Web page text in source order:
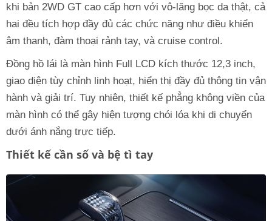
khi bản 2WD GT cao cấp hơn với vô-lăng bọc da thật, cả
hai đều tích hợp đầy đủ các chức năng như điều khiển
âm thanh, đàm thoại rảnh tay, và cruise control.
Đồng hồ lái là màn hình Full LCD kích thước 12,3 inch,
giao diện tùy chỉnh linh hoạt, hiển thị đầy đủ thông tin vận
hành và giải trí. Tuy nhiên, thiết kế phẳng không viền của
màn hình có thể gây hiện tượng chói lóa khi di chuyển
dưới ánh nắng trực tiếp.
Thiết kế cần số và bệ tì tay